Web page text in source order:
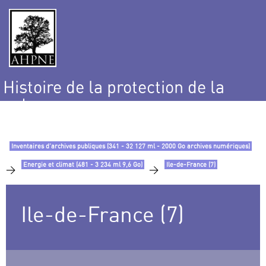
Histoire de la protection de la
nature
Inventaires d’archives publiques (341 - 32 127 ml - 2000 Go archives numériques)
> Energie et climat (481 - 3 234 ml 9,6 Go) > Ile-de-France (7)
Ile-de-France (7)